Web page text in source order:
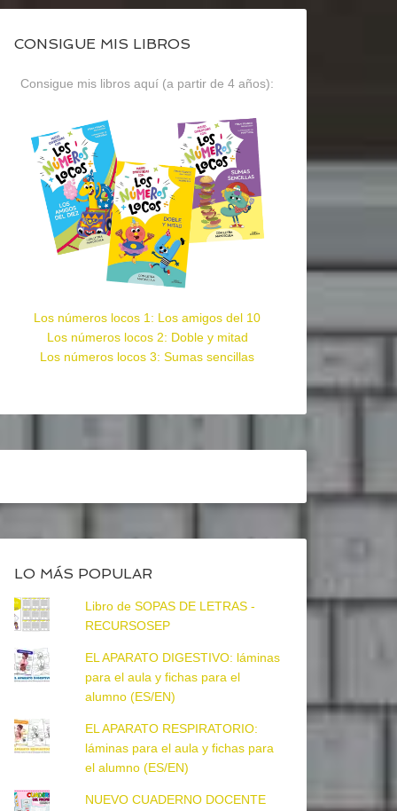
CONSIGUE MIS LIBROS
Consigue mis libros aquí (a partir de 4 años):
Los números locos 1: Los amigos del 10
Los números locos 2: Doble y mitad
Los números locos 3: Sumas sencillas
LO MÁS POPULAR
Libro de SOPAS DE LETRAS -
RECURSOSEP
EL APARATO DIGESTIVO: láminas
para el aula y fichas para el
alumno (ES/EN)
EL APARATO RESPIRATORIO:
láminas para el aula y fichas para
el alumno (ES/EN)
NUEVO CUADERNO DOCENTE